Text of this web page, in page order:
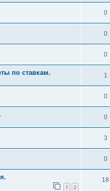
0
0
0
по ставкам. 1
0
0
3
0
1 2
18